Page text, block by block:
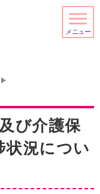
メニュー
び介護保
状況につい